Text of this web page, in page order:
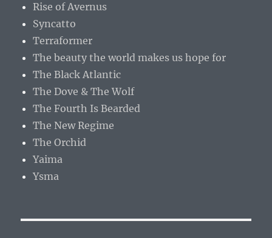
Rise of Avernus
Syncatto
Terraformer
The beauty the world makes us hope for
The Black Atlantic
The Dove & The Wolf
The Fourth Is Bearded
The New Regime
The Orchid
Yaima
Ysma